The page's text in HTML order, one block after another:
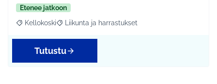
Etenee jatkoon
Rajaa tulokset aihepiirin mukaan: Kellokoski
Kellokoski Rajaa tulokset teeman mukaan: Liikunta ja
Liikunta ja harrastukset
Tutustu